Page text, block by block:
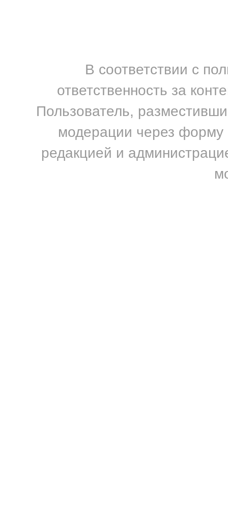
В соответствии с
ответственность за
Пользователь,
модерации через форму
редакцией и